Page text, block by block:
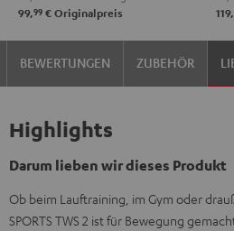
99,99 € Originalpreis 119,
BEWERTUNGEN ZUBEHÖR
Highlights
Darum lieben wir dieses Produkt
Ob beim Lauftraining, im Gym oder
SPORTS TWS 2 ist für Bewegung